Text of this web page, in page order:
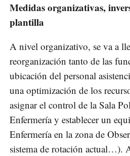
Medidas organizativas,
plantilla
A nivel organizativo, se va a
reorganización tanto de las
ubicación del personal
una optimización de los
asignar el control de la Sala
Enfermería y establecer un
Enfermería en la zona de
sistema de rotación actual…).